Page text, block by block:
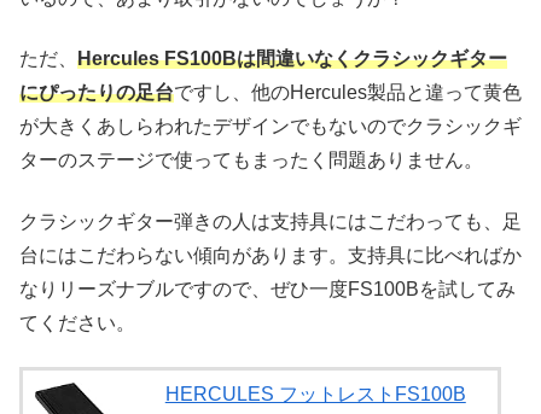
ただ、 Hercules FS100Bは間違いなくクラシックギター
にぴったりの足台ですし、他のHercules製品と違って黄色
が大きくあしらわれたデザインでもないのでクラシックギ
ターのステージで使ってもまったく問題ありません。
クラシックギター弾きの人は支持具にはこだわっても、足
台にはこだわらない傾向があります。支持具に比べればか
なりリーズナブルですので、ぜひ一度FS100Bを試してみ
てください。
HERCULES フットレストFS100B